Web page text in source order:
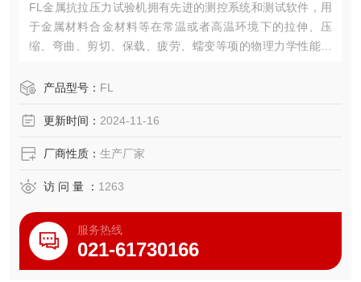
FL金属抗拉压力试验机拥有先进的测控系统和测试软件，用
于金属材料合金材料等在常温或者高温环境下的拉伸、压
缩、弯曲、剪切、保载、疲劳、蠕变等项的物理力学性能测
准。产品型号： FL
更新时间： 2024-11-16
厂商性质： 生产厂家
访 问 量 ： 1263
服务热线
021-61730166